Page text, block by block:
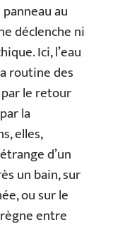
au
déclenche ni
Ici, l’eau
routine des
le retour
la
elles,
d’un
un bain, sur
ou sur le
entre